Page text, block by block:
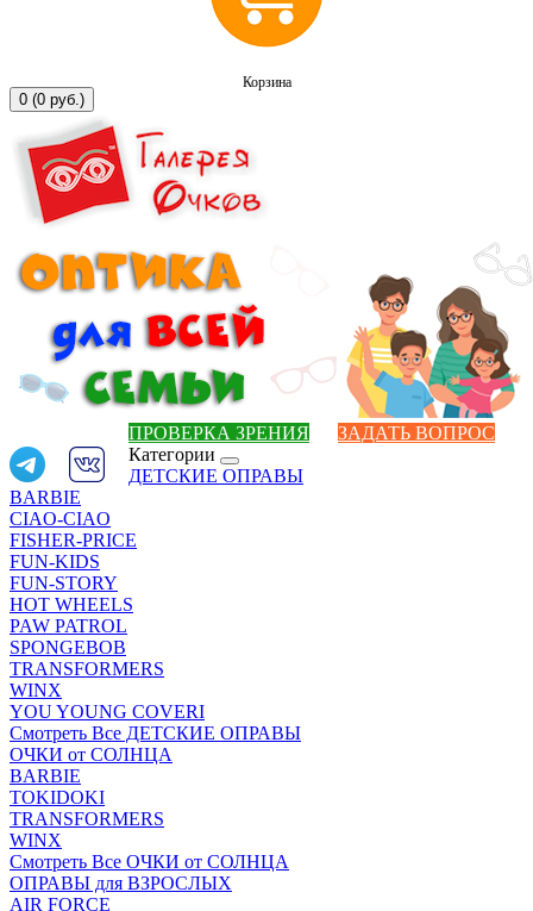
Корзина
0 (0 руб.)
ПРОВЕРКА ЗРЕНИЯ
ЗАДАТЬ ВОПРОС
Категории
ДЕТСКИЕ ОПРАВЫ
BARBIE
CIAO-CIAO
FISHER-PRICE
FUN-KIDS
FUN-STORY
HOT WHEELS
PAW PATROL
SPONGEBOB
TRANSFORMERS
WINX
YOU YOUNG COVERI
Смотреть Все ДЕТСКИЕ ОПРАВЫ
ОЧКИ от СОЛНЦА
BARBIE
TOKIDOKI
TRANSFORMERS
WINX
Смотреть Все ОЧКИ от СОЛНЦА
ОПРАВЫ для ВЗРОСЛЫХ
AIR FORCE